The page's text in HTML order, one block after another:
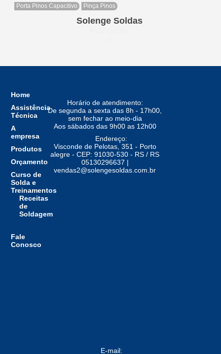
Porta Pinos Capacitivo
Pinça Pinos
Solenge Soldas
Home
Assistência
Técnica
A
empresa
Produtos
Orçamento
Curso de
Solda e
Treinamentos
Receitas
de
Soldagem
Fale
Conosco
Horário de atendimento:
De segunda a sexta das 8h - 17h00,
sem fechar ao meio-dia
Aos sábados das 9h00 as 12h00
Endereço:
Visconde de Pelotas, 351 - Porto
alegre - CEP: 91030-530 - RS / RS
05130296637 |
vendas2@solengesoldas.com.br
E-mail: